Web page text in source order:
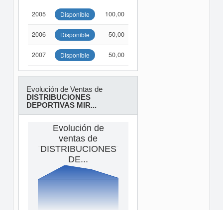
2005 Disponible 100,00
2006 Disponible 50,00
2007 Disponible 50,00
Evolución de Ventas de
DISTRIBUCIONES
DEPORTIVAS MIR...
Evolución de
ventas de
DISTRIBUCIONES
DE...